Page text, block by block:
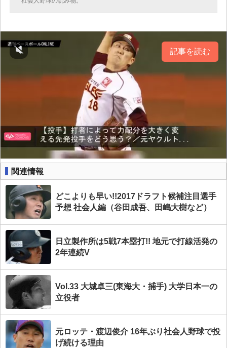
記事を読む
関連情報
どこよりも早い!!2017ドラフト候補注目選手
予想 社会人編（谷田成吾、田嶋大樹など）
日立製作所は5戦7本塁打!! 地元で打線活発の
2年連続V
Vol.33 大城卓三(東海大・捕手) 大学日本一の
立役者
元ロッテ・渡辺俊介 16年ぶり社会人野球で投
げ続ける理由